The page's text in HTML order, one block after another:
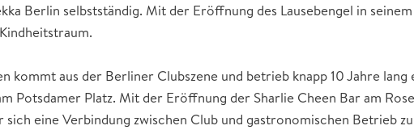
Berlin selbstständig. Mit der Eröffnung des Lausebengel in
kommt aus der Berliner Clubszene und betrieb knapp 10 Jahre
Potsdamer Platz. Mit der Eröffnung der Sharlie Cheen Bar am
eine Verbindung zwischen Club und gastronomischen Betrieb